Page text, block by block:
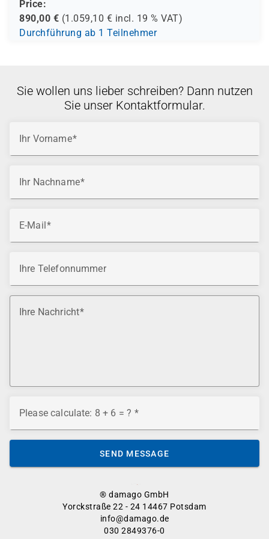
Price:
890,00 € (1.059,10 € incl. 19 % VAT)
Durchführung ab 1 Teilnehmer
® damago GmbH
Yorckstraße 22 - 24 14467 Potsdam
info@damago.de
030 2849376-0
Sie wollen uns lieber schreiben? Dann nutzen
Sie unser Kontaktformular.
Ihr Vorname
Ihr Nachname
E-Mail
Ihre Telefonnummer
Ihre Nachricht
Please calculate: 8 + 6 = ?
SEND MESSAGE